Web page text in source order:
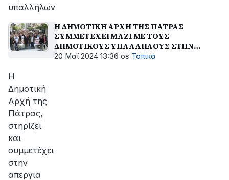
υπαλλήλων
Η ΔΗΜΟΤΙΚΗ ΑΡΧΗ ΤΗΣ ΠΑΤΡΑΣ
ΣΥΜΜΕΤΕΧΕΙ ΜΑΖΙ ΜΕ ΤΟΥΣ
ΔΗΜΟΤΙΚΟΥΣ ΥΠΑΛΛΗΛΟΥΣ ΣΤΗΝ
ΑΥΡΙΑΝΗ ΑΠΕΡΓΙΑ
20 Μαϊ 2024 13:36 σε Τοπικά
Η
Δημοτική
Αρχή της
Πάτρας,
στηρίζει
και
συμμετέχει
στην
απεργία